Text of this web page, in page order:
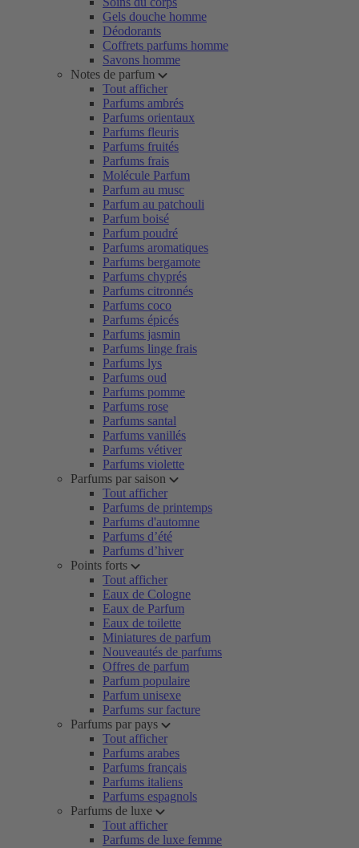
Gels douche homme
Déodorants
Coffrets parfums homme
Savons homme
Notes de parfum
Tout afficher
Parfums ambrés
Parfums orientaux
Parfums fleuris
Parfums fruités
Parfums frais
Molécule Parfum
Parfum au musc
Parfum au patchouli
Parfum boisé
Parfum poudré
Parfums aromatiques
Parfums bergamote
Parfums chyprés
Parfums citronnés
Parfums coco
Parfums épicés
Parfums jasmin
Parfums linge frais
Parfums lys
Parfums oud
Parfums pomme
Parfums rose
Parfums santal
Parfums vanillés
Parfums vétiver
Parfums violette
Parfums par saison
Tout afficher
Parfums de printemps
Parfums d'automne
Parfums d’été
Parfums d’hiver
Points forts
Tout afficher
Eaux de Cologne
Eaux de Parfum
Eaux de toilette
Miniatures de parfum
Nouveautés de parfums
Offres de parfum
Parfum populaire
Parfum unisexe
Parfums sur facture
Parfums par pays
Tout afficher
Parfums arabes
Parfums français
Parfums italiens
Parfums espagnols
Parfums de luxe
Tout afficher
Parfums de luxe femme